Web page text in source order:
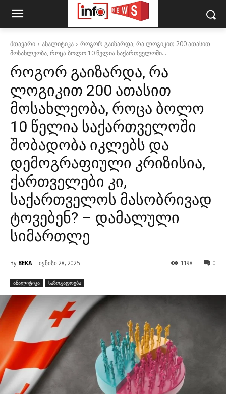
მთავარი ანალიტიკა
როგორ გაიზარდა, რა ლოგიკით 200 ათასით
მოსახლეობა, როცა ბოლო 10 წელია საქართველოში...
როგორ გაიზარდა, რა
ლოგიკით 200 ათასით
მოსახლეობა, როცა ბოლო
10 წელია საქართველოში
შობადობა იკლებს და
დემოგრაფიული კრიზისია,
ქართველები კი,
საქართველოს მასობრივად
ტოვებენ? – დამალული
სიმართლე
By BEKA ივნისი 28, 2025 0
1198
ანალიტიკა საზოგადოება